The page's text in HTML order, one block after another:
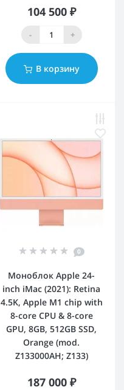
104 500 ₽
- +
В корзину
0
Моноблок Apple 24-
inch iMac (2021): Retina
4.5K, Apple M1 chip with
8-core CPU & 8-core
GPU, 8GB, 512GB SSD,
Orange (mod.
Z133000AH; Z133)
187 000 ₽